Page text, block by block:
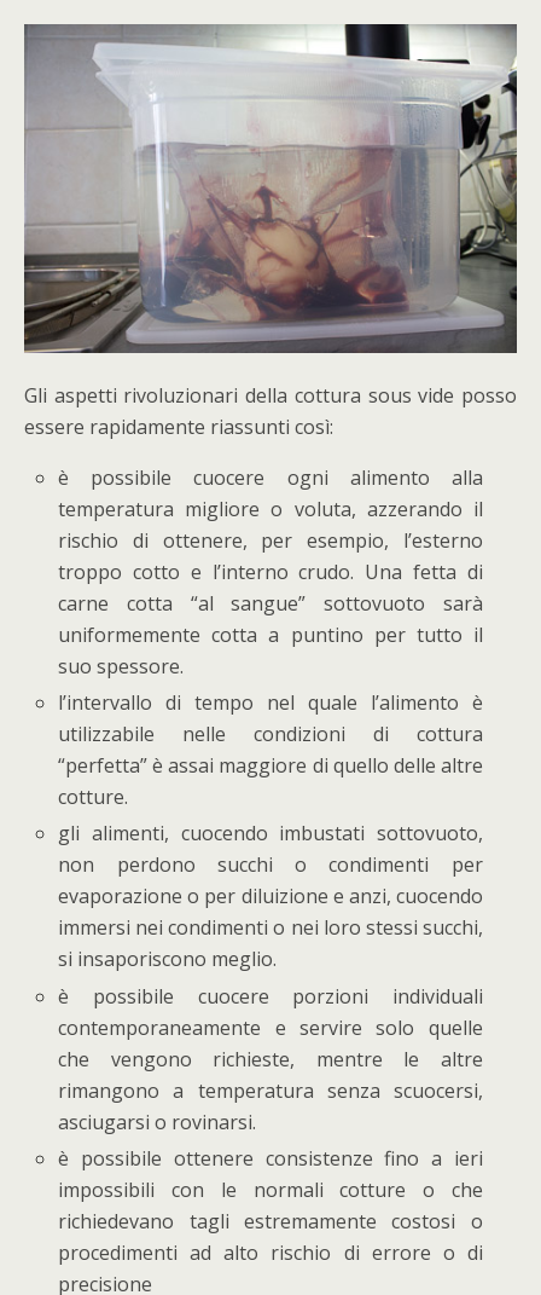
Gli aspetti rivoluzionari della cottura sous vide posso
essere rapidamente riassunti così:
è possibile cuocere ogni alimento alla
temperatura migliore o voluta, azzerando il
rischio di ottenere, per esempio, l’esterno
troppo cotto e l’interno crudo. Una fetta di
carne cotta “al sangue” sottovuoto sarà
uniformemente cotta a puntino per tutto il
suo spessore.
l’intervallo di tempo nel quale l’alimento è
utilizzabile nelle condizioni di cottura
“perfetta” è assai maggiore di quello delle altre
cotture.
gli alimenti, cuocendo imbustati sottovuoto,
non perdono succhi o condimenti per
evaporazione o per diluizione e anzi, cuocendo
immersi nei condimenti o nei loro stessi succhi,
si insaporiscono meglio.
è possibile cuocere porzioni individuali
contemporaneamente e servire solo quelle
che vengono richieste, mentre le altre
rimangono a temperatura senza scuocersi,
asciugarsi o rovinarsi.
è possibile ottenere consistenze fino a ieri
impossibili con le normali cotture o che
richiedevano tagli estremamente costosi o
procedimenti ad alto rischio di errore o di
precisione